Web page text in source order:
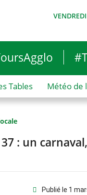
Tables Météo de
: un
Publié le 1